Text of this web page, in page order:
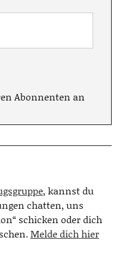
Abonnenten an
, kannst du
chatten, uns
schicken oder dich
Melde dich hier